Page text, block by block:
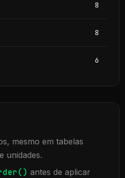
8
8
6
mesmo em tabelas
unidades.
antes de aplicar